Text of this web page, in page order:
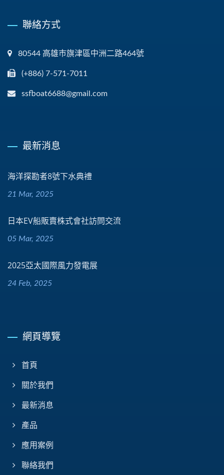
聯絡方式
80544 高雄巿旗津區中洲二路464號
(+886) 7-571-7011
ssfboat6688@gmail.com
最新消息
海洋探勘者8號下水典禮
21 Mar, 2025
日本EV船販賣株式會社訪問交流
05 Mar, 2025
2025亞太國際風力發電展
24 Feb, 2025
網頁導覽
首頁
關於我們
最新消息
產品
應用案例
聯絡我們